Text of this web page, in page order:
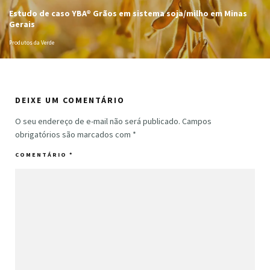
Estudo de caso YBA® Grãos em sistema soja/milho em Minas
Gerais
Produtos da Verde
DEIXE UM COMENTÁRIO
O seu endereço de e-mail não será publicado. Campos
obrigatórios são marcados com *
COMENTÁRIO *